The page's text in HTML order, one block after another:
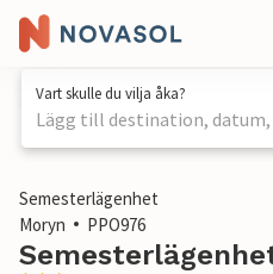
Vart skulle du vilja åka?
Lägg till destination,
1 / 15
Semesterlägenhet
Moryn
PPO976